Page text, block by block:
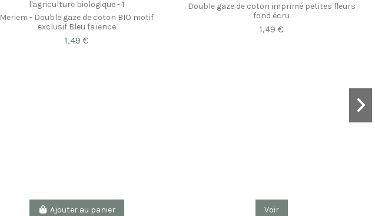
Meriem - Double gaze de coton BIO motif
exclusif Bleu faïence
1,49 €
Ajouter au panier
Double gaze de coton imprimé petites fleurs
fond écru
1,49 €
Voir